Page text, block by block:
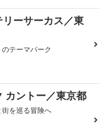
ーサーカス／東
テーマパーク
カントー／東京都
を巡る冒険へ